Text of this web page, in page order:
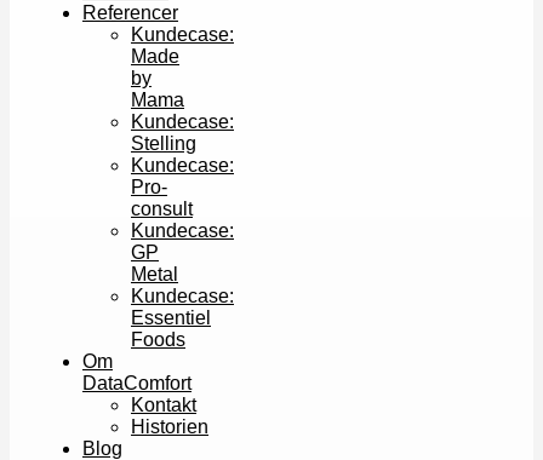
Referencer
Kundecase:
Made
by
Mama
Kundecase:
Stelling
Kundecase:
Pro-
consult
Kundecase:
GP
Metal
Kundecase:
Essentiel
Foods
Om
DataComfort
Kontakt
Historien
Blog